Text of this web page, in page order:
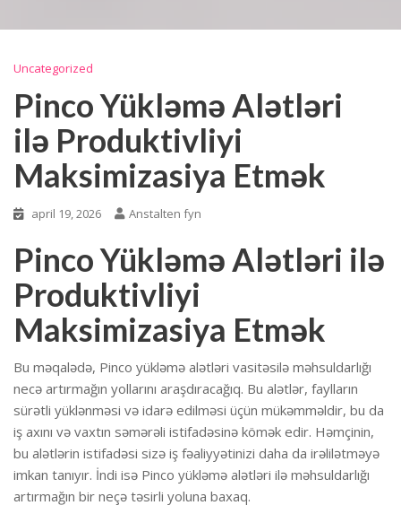
Uncategorized
Pinco Yükləmə Alətləri
ilə Produktivliyi
Maksimizasiya Etmək
april 19, 2026 Anstalten fyn
Pinco Yükləmə Alətləri ilə
Produktivliyi
Maksimizasiya Etmək
Bu məqalədə, Pinco yükləmə alətləri vasitəsilə məhsuldarlığı
necə artırmağın yollarını araşdıracağıq. Bu alətlər, faylların
sürətli yüklənməsi və idarə edilməsi üçün mükəmməldir, bu da
iş axını və vaxtın səmərəli istifadəsinə kömək edir. Həmçinin,
bu alətlərin istifadəsi sizə iş fəaliyyətinizi daha da irəlilətməyə
imkan tanıyır. İndi isə Pinco yükləmə alətləri ilə məhsuldarlığı
artırmağın bir neçə təsirli yoluna baxaq.